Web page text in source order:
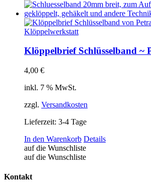
Klöppelbrief Schlüsselband ~
4,00 €
inkl. 7 % MwSt.
zzgl. Versandkosten
Lieferzeit: 3-4 Tage
In den Warenkorb Details
auf die Wunschliste
auf die Wunschliste
Kontakt